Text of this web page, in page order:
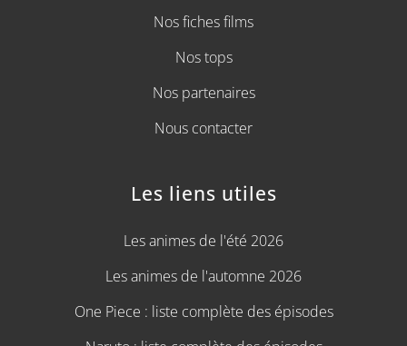
Nos fiches films
Nos tops
Nos partenaires
Nous contacter
Les liens utiles
Les animes de l'été 2026
Les animes de l'automne 2026
One Piece : liste complète des épisodes